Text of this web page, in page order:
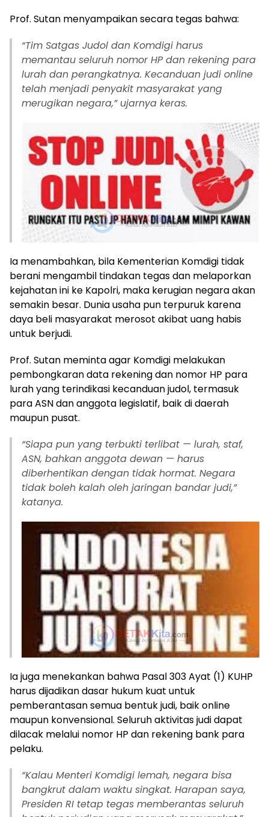
Prof. Sutan menyampaikan secara tegas bahwa:
“Tim Satgas Judol dan Komdigi harus
memantau seluruh nomor HP dan rekening para
lurah dan perangkatnya. Kecanduan judi online
telah menjadi penyakit masyarakat yang
merugikan negara,” ujarnya keras.
Ia menambahkan, bila Kementerian Komdigi tidak
berani mengambil tindakan tegas dan melaporkan
kejahatan ini ke Kapolri, maka kerugian negara akan
semakin besar. Dunia usaha pun terpuruk karena
daya beli masyarakat merosot akibat uang habis
untuk berjudi.
Prof. Sutan meminta agar Komdigi melakukan
pembongkaran data rekening dan nomor HP para
lurah yang terindikasi kecanduan judol, termasuk
para ASN dan anggota legislatif, baik di daerah
maupun pusat.
“Siapa pun yang terbukti terlibat — lurah, staf,
ASN, bahkan anggota dewan — harus
diberhentikan dengan tidak hormat. Negara
tidak boleh kalah oleh jaringan bandar judi,”
katanya.
Ia juga menekankan bahwa Pasal 303 Ayat (1) KUHP
harus dijadikan dasar hukum kuat untuk
pemberantasan semua bentuk judi, baik online
maupun konvensional. Seluruh aktivitas judi dapat
dilacak melalui nomor HP dan rekening bank para
pelaku.
“Kalau Menteri Komdigi lemah, negara bisa
bangkrut dalam waktu singkat. Harapan saya,
Presiden RI tetap tegas memberantas seluruh